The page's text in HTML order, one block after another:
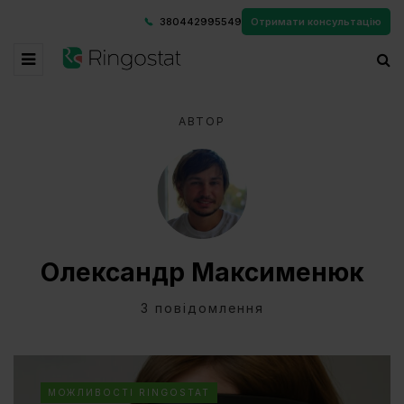
380442995549 Отримати консультацію
АВТОР
Олександр Максименюк
3 повідомлення
МОЖЛИВОСТІ RINGOSTAT